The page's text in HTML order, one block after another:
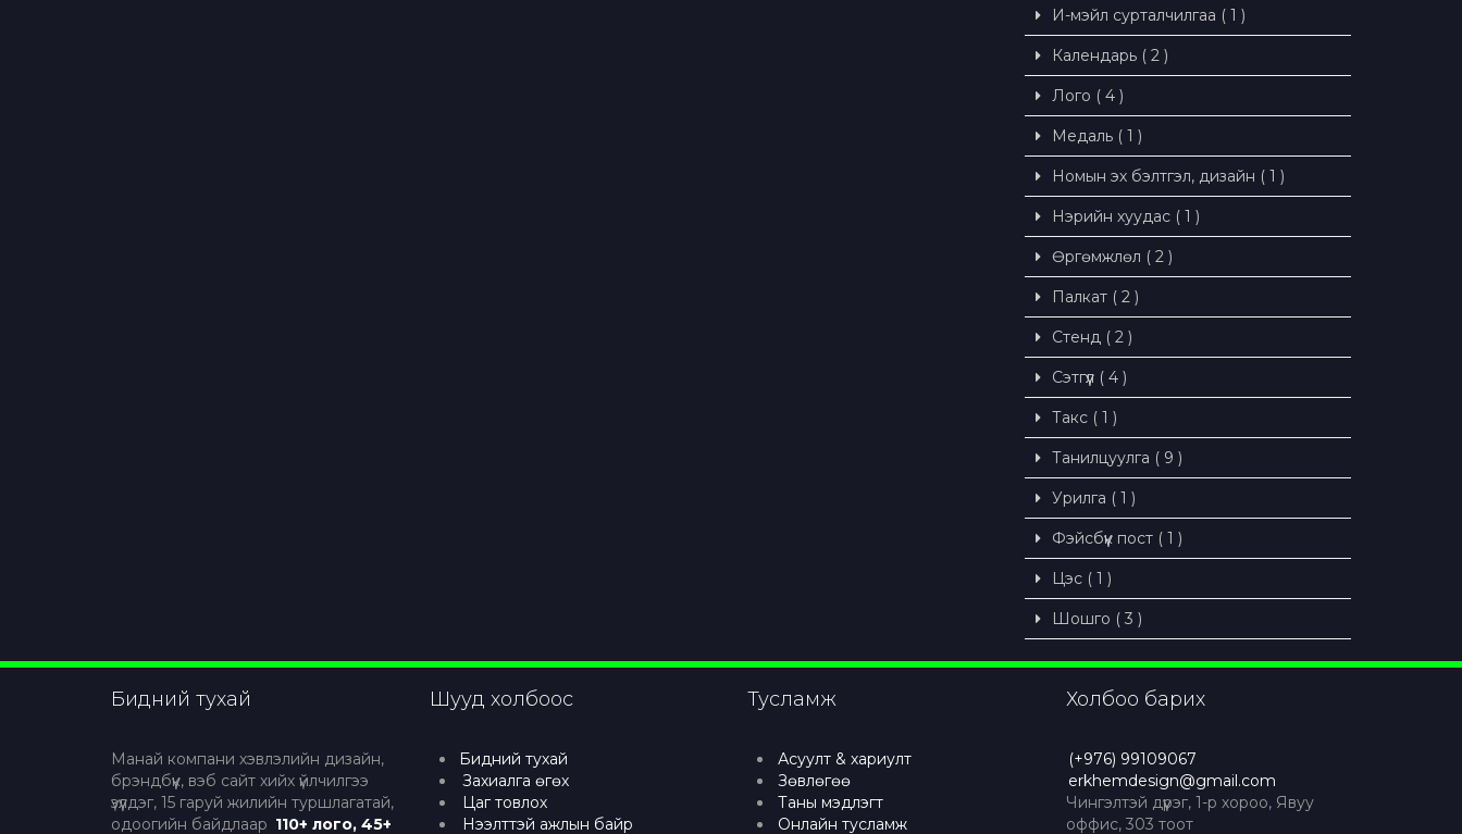
И-мэйл сурталчилгаа ( 1 )
Календарь ( 2 )
Лого ( 4 )
Медаль ( 1 )
Номын эх бэлтгэл, дизайн ( 1 )
Нэрийн хуудас ( 1 )
Өргөмжлөл ( 2 )
Палкат ( 2 )
Стенд ( 2 )
Сэтгүүл ( 4 )
Такс ( 1 )
Танилцуулга ( 9 )
Урилга ( 1 )
Фэйсбүүк пост ( 1 )
Цэс ( 1 )
Шошго ( 3 )
Бидний тухай
Манай компани хэвлэлийн дизайн,
брэндбүүк, вэб сайт хийх үйлчилгээ
үзүүлдэг, 15 гаруй жилийн туршлагатай,
одоогийн байдлаар 110+ лого, 45+
Шууд холбоос
Бидний тухай
Захиалга өгөх
Цаг товлох
Нээлттэй ажлын байр
Тусламж
Асуулт & хариулт
Зөвлөгөө
Таны мэдлэгт
Онлайн тусламж
Холбоо барих
(+976) 99109067
erkhemdesign@gmail.com
Чингэлтэй дүүрэг, 1-р хороо, Явуу
оффис, 303 тоот